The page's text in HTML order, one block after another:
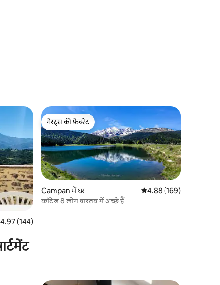
रेटिंग 5 में से 4.97, 144 समीक्षाएँ
4.97 (144)
गेस्ट्स की फ़ेवरेट
गेस्ट्स की फ़ेवरेट
Campan में घर औसत रेटिंग 5 में से 4.88,
4.88 (169)
कॉटेज 8 लोग वास्तव में अच्छे हैं